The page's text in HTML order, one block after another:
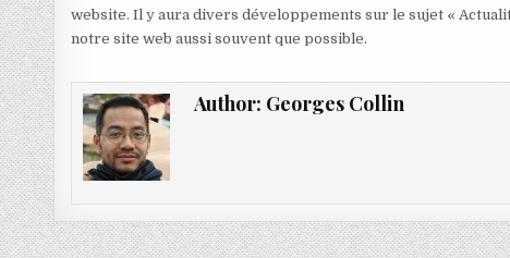
website. Il y aura divers développements sur le sujet «
notre site web aussi souvent que possible.
Author: Georges Collin